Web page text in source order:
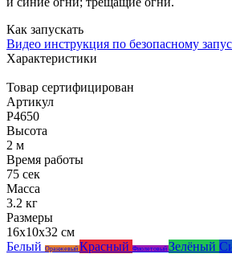
Как запускать
Видео инструкция по безопасному
Характеристики
Товар сертифицирован
Артикул
Р4650
Высота
2 м
Время работы
75 сек
Масса
3.2 кг
Размеры
16x10x32 см
Белый Оранжевый Красный Фиолетовый Зелёный